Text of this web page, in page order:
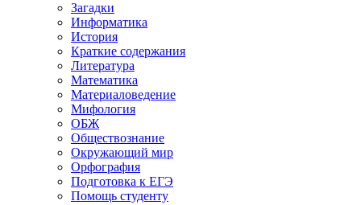
Загадки
Информатика
История
Краткие содержания
Литература
Математика
Материаловедение
Мифология
ОБЖ
Обществознание
Окружающий мир
Орфография
Подготовка к ЕГЭ
Помощь студенту